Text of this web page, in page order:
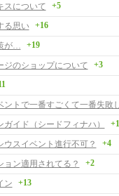
スについて +5
る思い +16
が… +19
ジのショップについて +3
ントで一番すごくて一番失敗
ガイド（シードフィナハ）
+1
ウスイベント進行不可？ +4
ョン適用されてる？ +2
ン +13